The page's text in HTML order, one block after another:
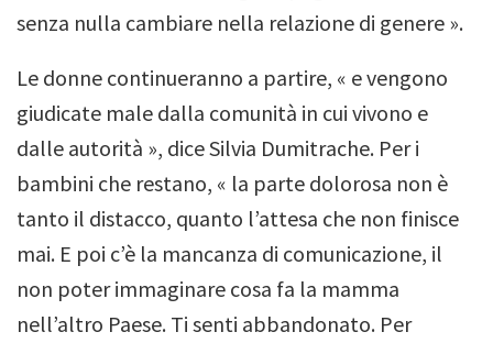
senza nulla cambiare nella relazione di genere ».
Le donne continueranno a partire, « e vengono
giudicate male dalla comunità in cui vivono e
dalle autorità », dice Silvia Dumitrache. Per i
bambini che restano, « la parte dolorosa non è
tanto il distacco, quanto l’attesa che non finisce
mai. E poi c’è la mancanza di comunicazione, il
non poter immaginare cosa fa la mamma
nell’altro Paese. Ti senti abbandonato. Per